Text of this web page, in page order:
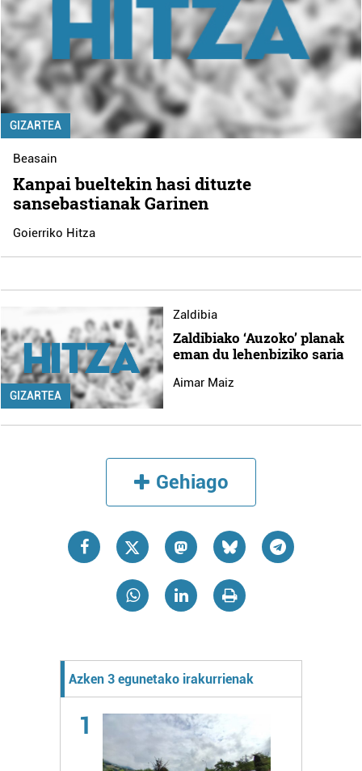
GIZARTEA
Beasain
Kanpai bueltekin hasi dituzte
sansebastianak Garinen
Goierriko Hitza
GIZARTEA
Zaldibia
Zaldibiako ‘Auzoko’ planak
eman du lehenbiziko saria
Aimar Maiz
Gehiago
Azken 3 egunetako irakurrienak
1